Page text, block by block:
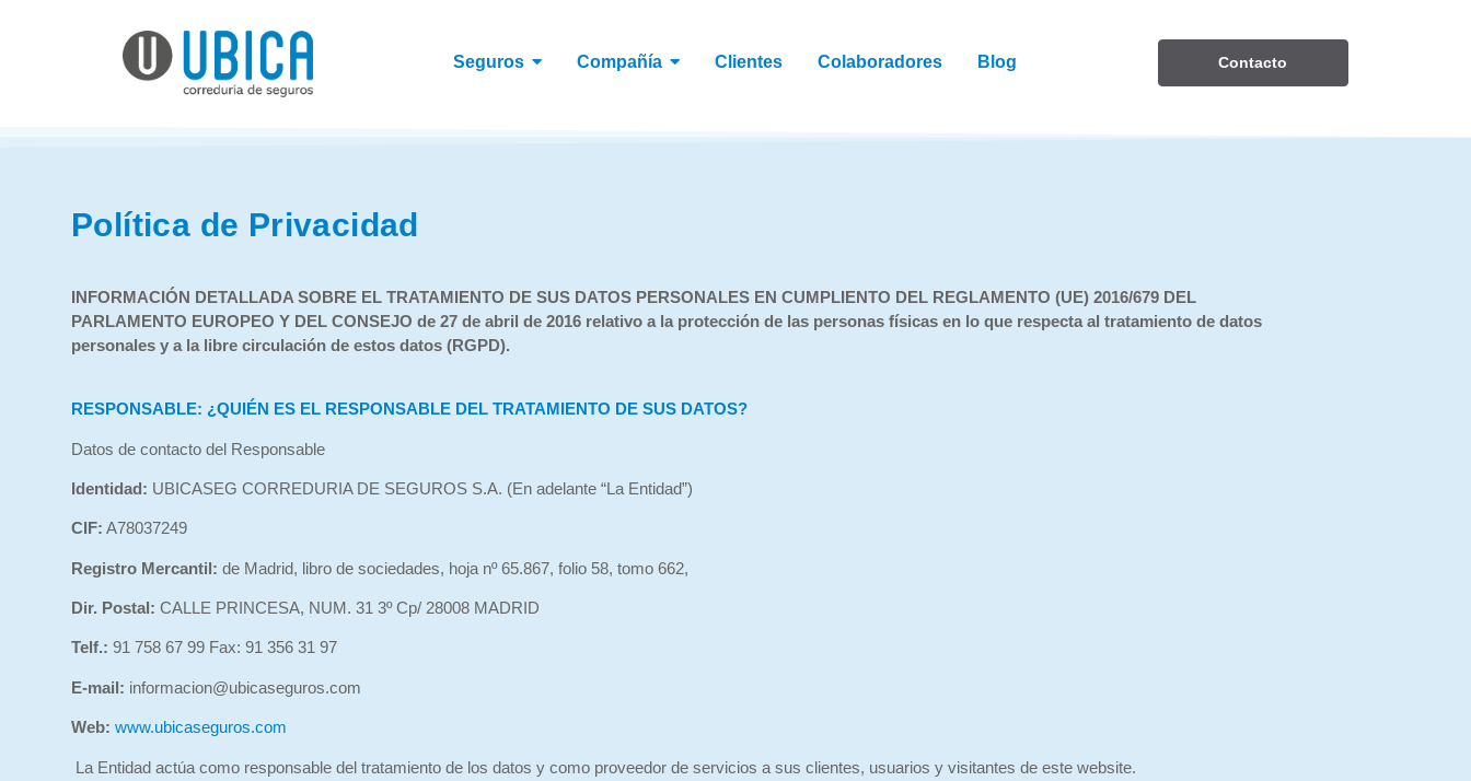
Seguros Compañía Clientes Colaboradores Blog Contacto
Política de Privacidad
INFORMACIÓN DETALLADA SOBRE EL TRATAMIENTO DE SUS DATOS PERSONALES EN CUMPLIENTO DEL REGLAMENTO (UE) 2016/679 DEL
PARLAMENTO EUROPEO Y DEL CONSEJO de 27 de abril de 2016 relativo a la protección de las personas físicas en lo que respecta al tratamiento de datos
personales y a la libre circulación de estos datos (RGPD).
RESPONSABLE: ¿QUIÉN ES EL RESPONSABLE DEL TRATAMIENTO DE SUS DATOS?
Datos de contacto del Responsable
Identidad: UBICASEG CORREDURIA DE SEGUROS S.A. (En adelante “La Entidad”)
CIF: A78037249
Registro Mercantil: de Madrid, libro de sociedades, hoja nº 65.867, folio 58, tomo 662,
Dir. Postal: CALLE PRINCESA, NUM. 31 3º Cp/ 28008 MADRID
Telf.: 91 758 67 99 Fax: 91 356 31 97
E-mail: informacion@ubicaseguros.com
Web: www.ubicaseguros.com
La Entidad actúa como responsable del tratamiento de los datos y como proveedor de servicios a sus clientes, usuarios y visitantes de este website.